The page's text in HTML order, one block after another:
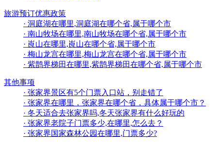
旅游预订优惠政策
· 洞庭湖在哪里,洞庭湖在哪个省,属于哪个市
· 南山牧场在哪里,南山牧场在哪个省,属于哪个市
· 崀山在哪里,崀山在哪个省,属于哪个市
· 梅山龙宫在哪里,梅山龙宫在哪个省,属于哪个市
· 紫鹊界梯田在哪里,紫鹊界梯田在哪个省,属于哪个市
其他事项
· 张家界景区有5个门票入口站，别走错了
· 张家界在哪里，张家界在哪个省，具体属于哪个市？
· 冬天适合去张家界吗,冬天张家界有什么好玩的
· 张家界老院子门票多少,在哪里,怎么去？
· 张家界国家森林公园在哪里,门票多少?